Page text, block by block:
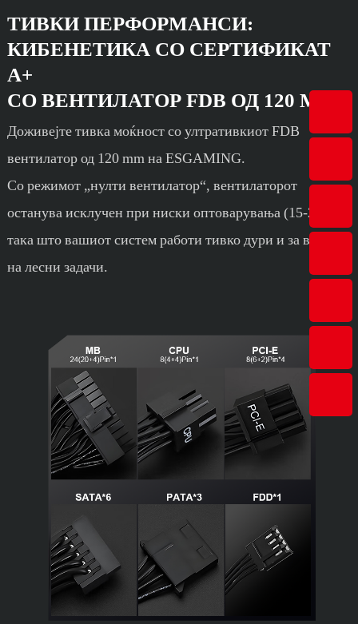
ТИВКИ ПЕРФОРМАНСИ:
КИБЕНЕТИКА СО СЕРТИФИКАТ
А+
СО ВЕНТИЛАТОР FDB ОД 120 ММ
Доживејте тивка моќност со ултративкиот FDB
вентилатор од 120 mm на ESGAMING.
Со режимот „нулти вентилатор“, вентилаторот
останува исклучен при ниски оптоварувања (15-20%).
така што вашиот систем работи тивко дури и за време
на лесни задачи.